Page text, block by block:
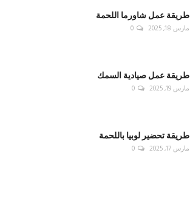
طريقة عمل شاورما اللحمة
مارس 18, 2025 0
طريقة عمل صيادية السمك
مارس 19, 2025 0
طريقة تحضير لوبيا باللحمة
مارس 17, 2025 0